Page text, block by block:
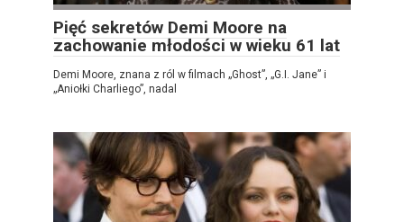
Pięć sekretów Demi Moore na
zachowanie młodości w wieku 61 lat
Demi Moore, znana z ról w filmach „Ghost”, „G.I. Jane” i
„Aniołki Charliego”, nadal